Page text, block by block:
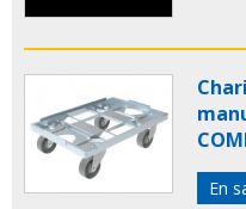
En